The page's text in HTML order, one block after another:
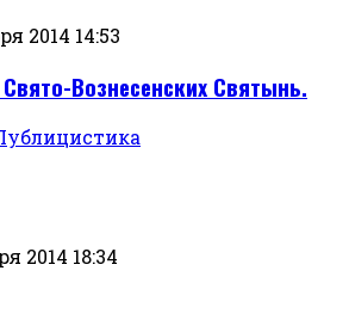
2014 14:53
Вознесенских Святынь.
2014 18:34